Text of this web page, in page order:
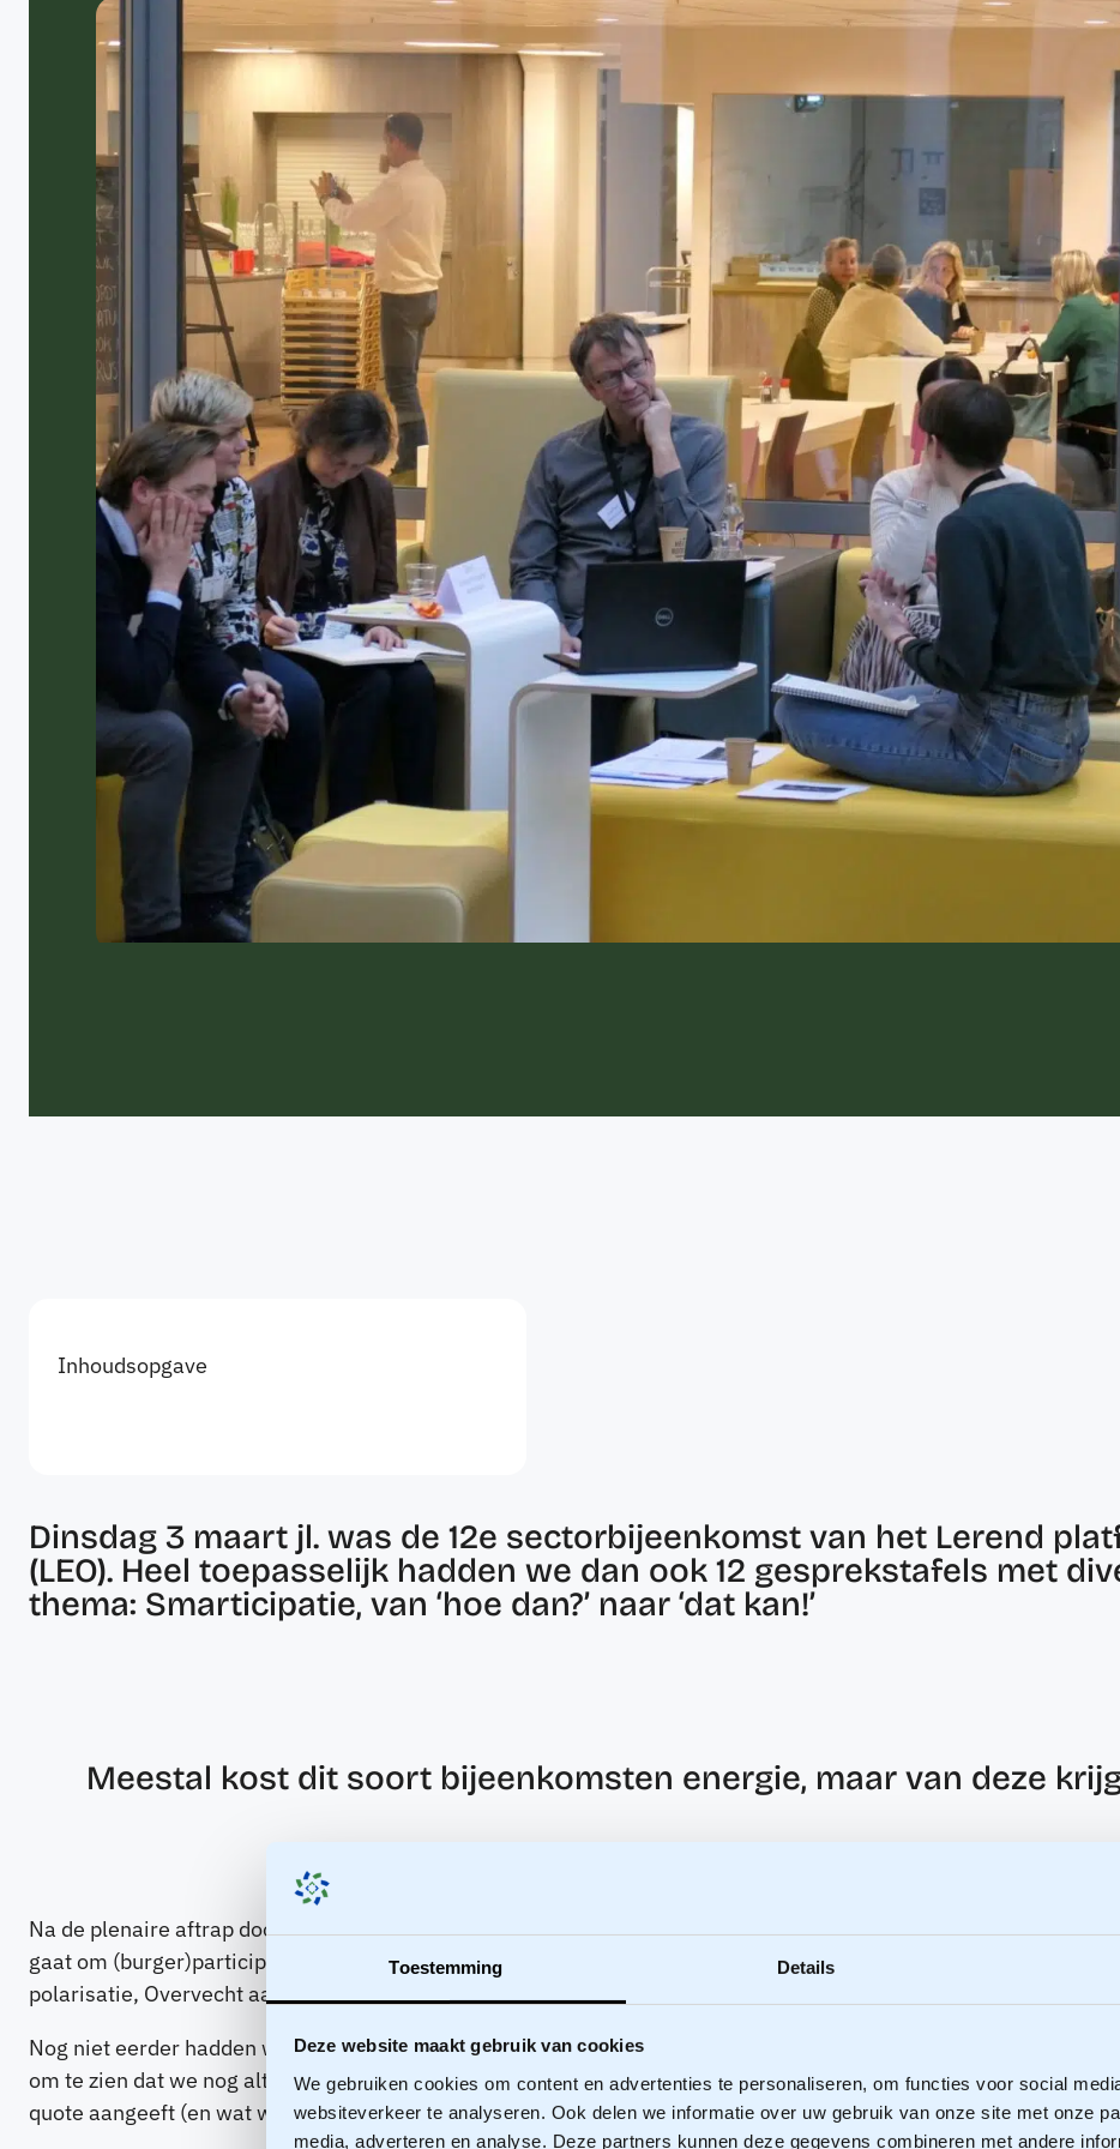
Toestemming Details
Deze website maakt gebruik van cookies
We gebruiken cookies om content en advertenties te personaliseren, om functies voor social
websiteverkeer te analyseren. Ook delen we informatie over uw gebruik van onze site met onze
media, adverteren en analyse. Deze partners kunnen deze gegevens combineren met andere
Inhoudsopgave
Dinsdag 3 maart jl. was de 12e sectorbijeenkomst van het Lerend
(LEO). Heel toepasselijk hadden we dan ook 12 gesprekstafels met
thema: Smarticipatie, van ‘hoe dan?’ naar ‘dat kan!’
Meestal kost dit soort bijeenkomsten energie, maar van deze
Na de plenaire aftrap door sprekers David Peters, Eefje Cuppen en Peter Schmeitz, praatten de deelnemers in
gaat om (burger)participatie. Over (succesvolle) samenwerking tussen overheid en stakeholders en een nieuw
polarisatie, Overvecht aardgasvrij en de Omgevingsraad.
Nog niet eerder hadden we zoveel deelnemers als tijdens onze laatste sectorbijeenkomst. Terugkijkend op de
om te zien dat we nog altijd voorzien in een behoefte. Wat LEO sterk maakt, is de betrokkenheid van onze leden
quote aangeeft (en wat we vaak terugkrijgen), gaan mensen vol energie en met meer kennis naar huis.